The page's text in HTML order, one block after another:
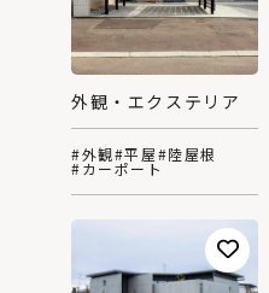
外観・エクステリア
#外観#平屋#陸屋根
#カーポート